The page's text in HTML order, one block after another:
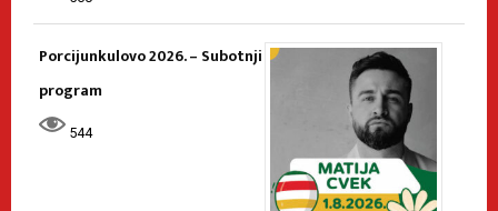
Porcijunkulovo 2026. – Subotnji
program
544